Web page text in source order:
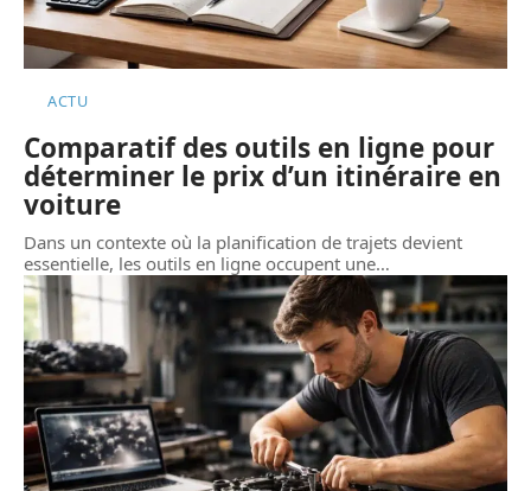
ACTU
Comparatif des outils en ligne pour
déterminer le prix d’un itinéraire en
voiture
Dans un contexte où la planification de trajets devient
essentielle, les outils en ligne occupent une…